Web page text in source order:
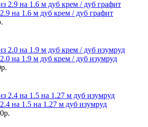
на 1.6 м дуб крем / дуб графит
на 1.9 м дуб крем / дуб изумруд
на 1.5 на 1.27 м дуб изумруд